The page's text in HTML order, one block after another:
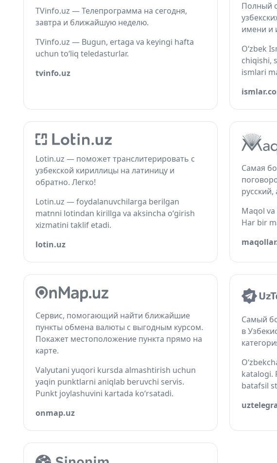
TVinfo.uz — Телепрограмма на сегодня,
завтра и ближайшую неделю.
TVinfo.uz — Bugun, ertaga va keyingi hafta
uchun to‘liq teledasturlar.
tvinfo.uz
Полный
имени и
O‘zbek
chiqishi,
ismlari
Lotin.uz — поможет транслитерировать с
узбекской кириллицы на латиницу и
обратно. Легко!
Lotin.uz — foydalanuvchilarga berilgan
matnni lotindan kirillga va aksincha o‘girish
xizmatini taklif etadi.
lotin.uz
Самая
русский,
Maqol
Har bir
Сервис, помогающий найти ближайшие
пункты обмена валюты с выгодным курсом.
Покажет местоположение пункта прямо на
карте.
Valyutani yuqori kursda almashtirish uchun
yaqin punktlarni aniqlab beruvchi servis.
Punkt joylashuvini kartada ko‘rsatadi.
onmap.uz
Самый
в
katalogi.
batafsil